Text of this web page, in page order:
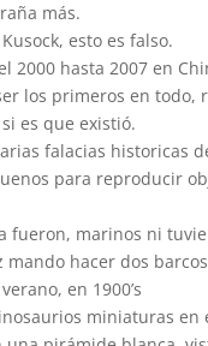
más.
esto es falso.
2000 hasta 2007 en
los primeros en todo,
es que existió.
falacias historicas
para reproducir
fueron, marinos ni
mando hacer dos
en 1900’s
miniaturas en